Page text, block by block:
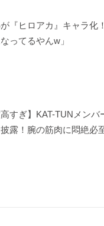
『ヒロアカ』キャラ化
ってるやんw」
高すぎ】KAT-TUNメン
露！腕の筋肉に悶絶必